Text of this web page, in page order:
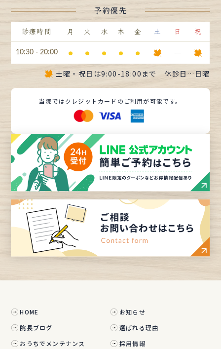
予約優先
診療時間 月 火 水 木 金 土 日 祝
10:30 - 20:00 ⚫︎ ⚫︎ ⚫︎ ⚫︎ ⚫︎ ー
土曜・祝日は9:00-18:00まで 休診日…日曜
当院ではクレジットカードのご利用が可能です。
HOME
お知らせ
院長ブログ
選ばれる理由
おうちでメンテナンス
採用情報